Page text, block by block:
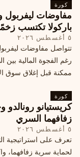
كورة
مفاوضات
باركولا تكتسب
٥ أغسطس ٢٠٢٦
تتواصل مفاوضات
رغم الفجوة المالية
ممكنة قبل إغلاق سوق
كورة
زفافهما السري
٥ أغسطس ٢٠٢٦
تعرف على استراتيجية
لحماية سرية زفافهما،